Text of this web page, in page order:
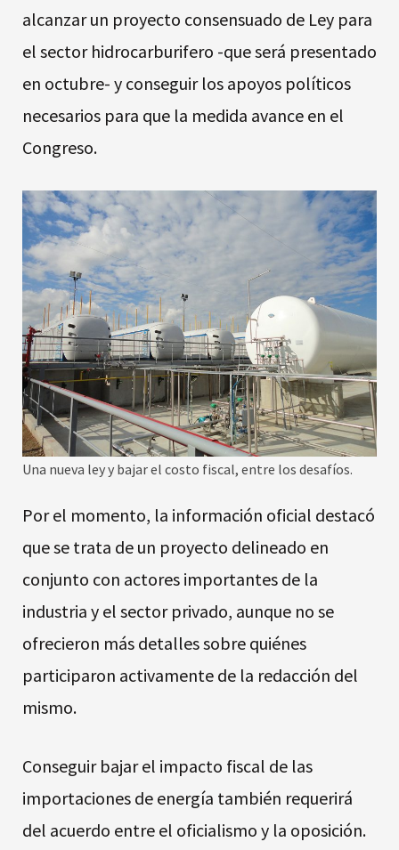
alcanzar un proyecto consensuado de Ley para
el sector hidrocarburifero -que será presentado
en octubre- y conseguir los apoyos políticos
necesarios para que la medida avance en el
Congreso.
Una nueva ley y bajar el costo fiscal, entre los desafíos.
Por el momento, la información oficial destacó
que se trata de un proyecto delineado en
conjunto con actores importantes de la
industria y el sector privado, aunque no se
ofrecieron más detalles sobre quiénes
participaron activamente de la redacción del
mismo.
Conseguir bajar el impacto fiscal de las
importaciones de energía también requerirá
del acuerdo entre el oficialismo y la oposición.